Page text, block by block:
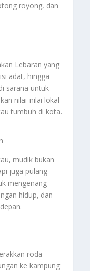
royong, dan
Lebaran yang
adat, hingga
sarana untuk
nilai-nilai lokal
tumbuh di kota.
mudik bukan
juga pulang
mengenang
hidup, dan
roda
ke kampung